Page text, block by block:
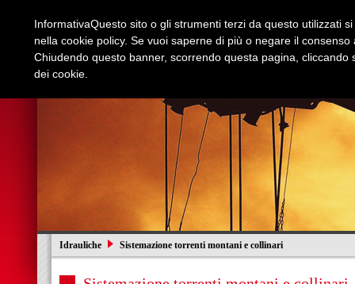
Idrauliche Sistemazione torrenti montani e collinari
InformativaQuesto sito o gli strumenti terzi da questo utilizzati
nella cookie policy. Se vuoi saperne di più o negare il
Chiudendo questo banner, scorrendo questa pagina,
dei cookie.